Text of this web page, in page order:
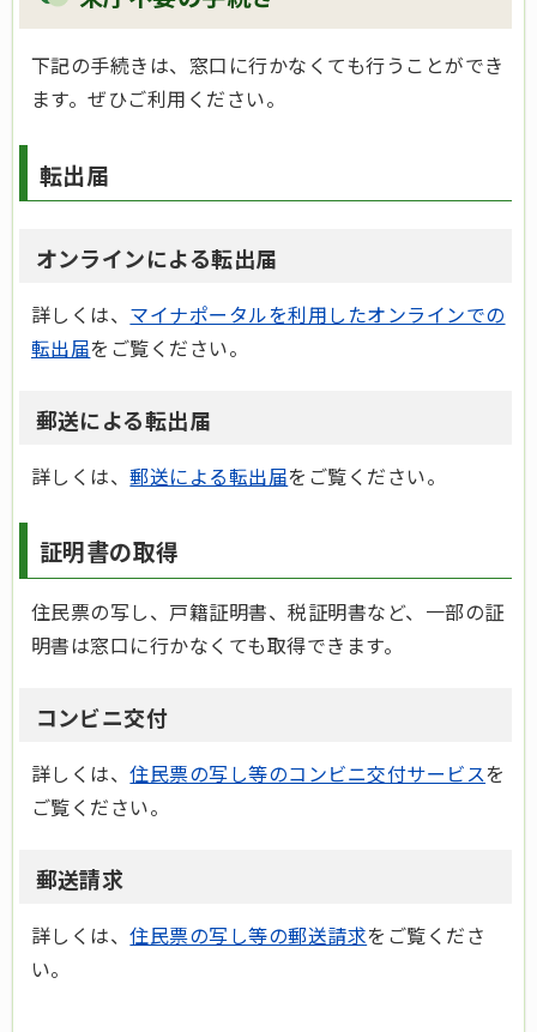
下記の手続きは、窓口に行かなくても行うことができ
ます。ぜひご利用ください。
転出届
オンラインによる転出届
詳しくは、 マイナポータルを利用したオンラインでの
転出届をご覧ください。
郵送による転出届
詳しくは、郵送による転出届をご覧ください。
証明書の取得
住民票の写し、戸籍証明書、税証明書など、一部の証
明書は窓口に行かなくても取得できます。
コンビニ交付
詳しくは、住民票の写し等のコンビニ交付サービスを
ご覧ください。
郵送請求
詳しくは、住民票の写し等の郵送請求をご覧くださ
い。